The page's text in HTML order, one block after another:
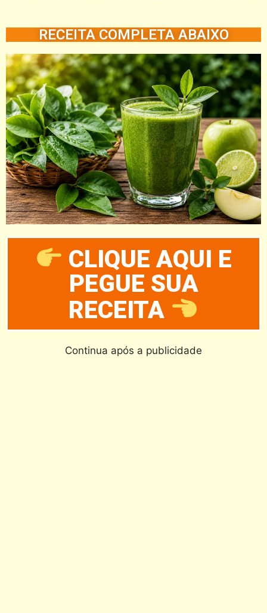
RECEITA COMPLETA ABAIXO
CLIQUE AQUI E
PEGUE SUA
RECEITA
Continua após a publicidade